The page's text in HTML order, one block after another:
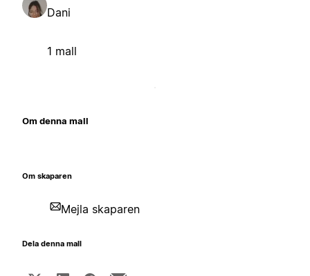
Dani
1 mall
Om denna mall
Om skaparen
Mejla skaparen
Dela denna mall